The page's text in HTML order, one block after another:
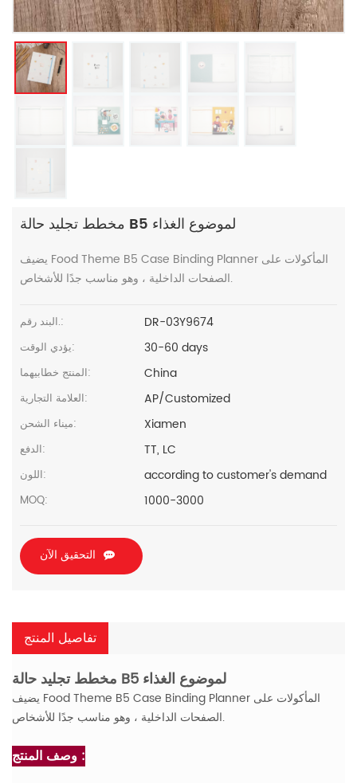
مخطط تجليد حالة B5 لموضوع الغذاء
يضيف Food Theme B5 Case Binding Planner المأكولات على
الصفحات الداخلية ، وهو مناسب جدًا للأشخاص.
البند رقم.: DR-03Y9674
يؤدي الوقت: 30-60 days
المنتج خطابيهما: China
العلامة التجارية: AP/Customized
ميناء الشحن: Xiamen
الدفع: TT, LC
اللون: according to customer's demand
MOQ: 1000-3000
التحقيق الآن
تفاصيل المنتج
مخطط تجليد حالة B5 لموضوع الغذاء
يضيف Food Theme B5 Case Binding Planner المأكولات على
الصفحات الداخلية ، وهو مناسب جدًا للأشخاص.
وصف المنتج :